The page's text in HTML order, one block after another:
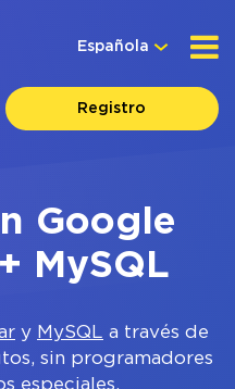
Española
Registro
Google
MySQL
y MySQL a través de
sin programadores
especiales.